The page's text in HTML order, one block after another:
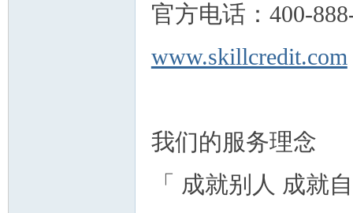
官方电话：400-
www.skillcredit.com
我们的服务理念
「 成就别人 成就